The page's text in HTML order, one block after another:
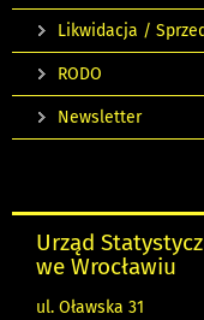
Likwidacja /
RODO
Newsletter
Urząd
we Wrocławiu
ul. Oławska 31